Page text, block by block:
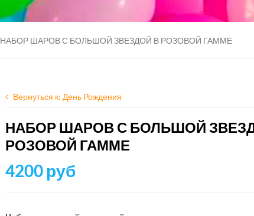
НАБОР ШАРОВ С БОЛЬШОЙ ЗВЕЗДОЙ В РОЗОВОЙ ГАММЕ
Вернуться к: День Рождения
НАБОР ШАРОВ С БОЛЬШОЙ
РОЗОВОЙ ГАММЕ
4200 руб